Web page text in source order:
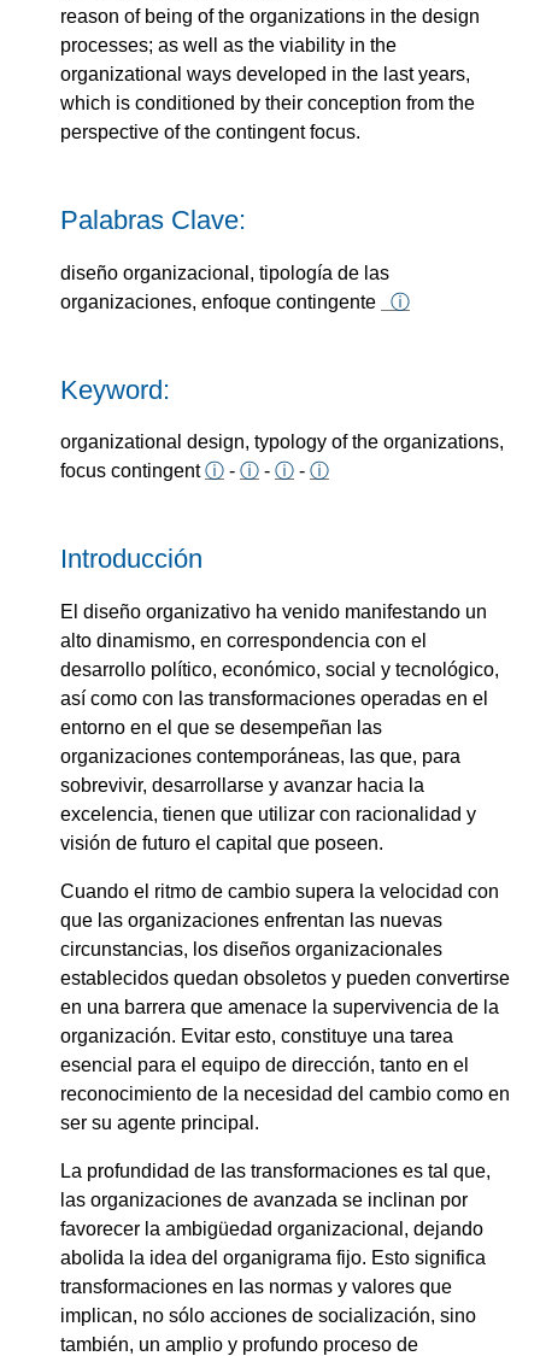
reason of being of the organizations in the design
processes; as well as the viability in the
organizational ways developed in the last years,
which is conditioned by their conception from the
perspective of the contingent focus.
Palabras Clave:
diseño organizacional, tipología de las
organizaciones, enfoque contingente
ⓘ
Keyword:
organizational design, typology of the organizations,
focus contingentⓘ - ⓘ - ⓘ - ⓘ
Introducción
El diseño organizativo ha venido manifestando un
alto dinamismo, en correspondencia con el
desarrollo político, económico, social y tecnológico,
así como con las transformaciones operadas en el
entorno en el que se desempeñan las
organizaciones contemporáneas, las que, para
sobrevivir, desarrollarse y avanzar hacia la
excelencia, tienen que utilizar con racionalidad y
visión de futuro el capital que poseen.
Cuando el ritmo de cambio supera la velocidad con
que las organizaciones enfrentan las nuevas
circunstancias, los diseños organizacionales
establecidos quedan obsoletos y pueden convertirse
en una barrera que amenace la supervivencia de la
organización. Evitar esto, constituye una tarea
esencial para el equipo de dirección, tanto en el
reconocimiento de la necesidad del cambio como en
ser su agente principal.
La profundidad de las transformaciones es tal que,
las organizaciones de avanzada se inclinan por
favorecer la ambigüedad organizacional, dejando
abolida la idea del organigrama fijo. Esto significa
transformaciones en las normas y valores que
implican, no sólo acciones de socialización, sino
también, un amplio y profundo proceso de